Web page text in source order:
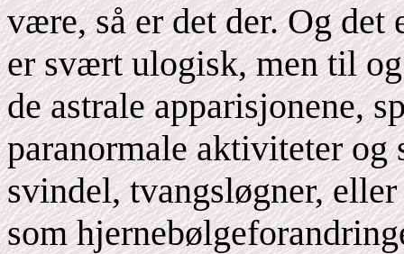
være, så er det der. Og det
er svært ulogisk, men til
de astrale apparisjonene,
paranormale aktiviteter og
svindel, tvangsløgner,
som